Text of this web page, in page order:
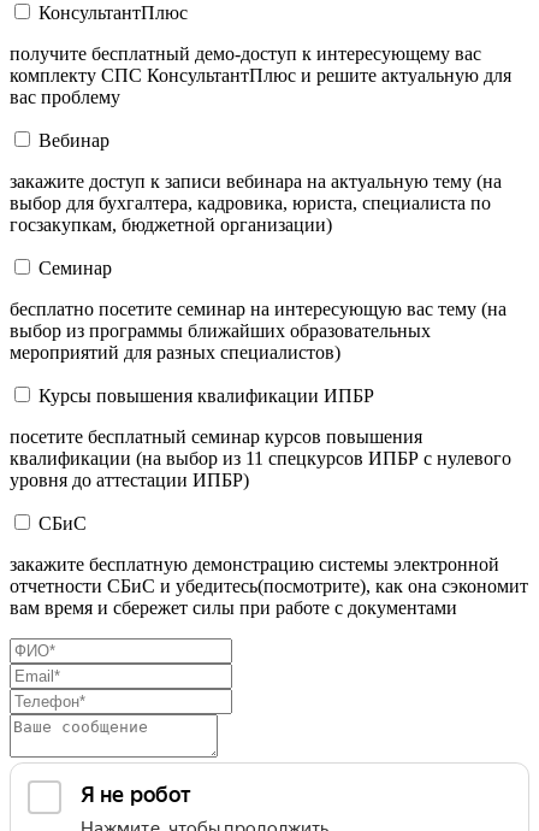
КонсультантПлюс
получите бесплатный демо-доступ к интересующему вас
комплекту СПС КонсультантПлюс и решите актуальную для
вас проблему
Вебинар
закажите доступ к записи вебинара на актуальную тему (на
выбор для бухгалтера, кадровика, юриста, специалиста по
госзакупкам, бюджетной организации)
Семинар
бесплатно посетите семинар на интересующую вас тему (на
выбор из программы ближайших образовательных
мероприятий для разных специалистов)
Курсы повышения квалификации ИПБР
посетите бесплатный семинар курсов повышения
квалификации (на выбор из 11 спецкурсов ИПБР с нулевого
уровня до аттестации ИПБР)
СБиС
закажите бесплатную демонстрацию системы электронной
отчетности СБиС и убедитесь(посмотрите), как она сэкономит
вам время и сбережет силы при работе с документами